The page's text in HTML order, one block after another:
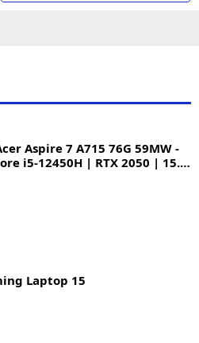
Aspire 7 A715 76G 59MW -
i5-12450H | RTX 2050 | 15.6
Laptop 15